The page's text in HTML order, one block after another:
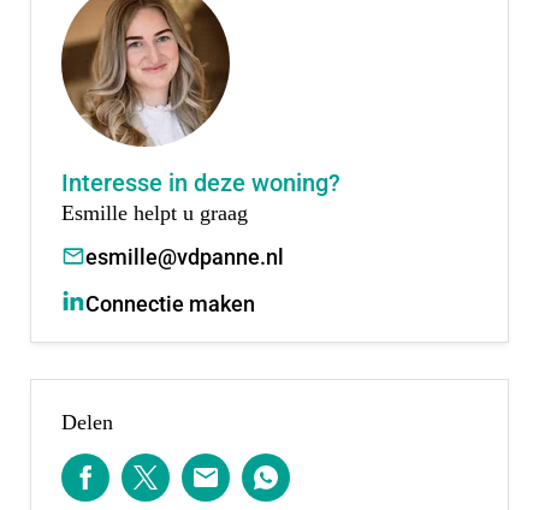
Prins Willem Alexanderschool. Ook voortgezet
onderwijs is aanwezig, met twee middelbare
scholen: het openbare Thorbecke en het christelijke
Comenius College.
Afmetingen:
Zie de (interactieve) plattegronden voor de
Gebruiksoppervlakte woningen:
De Meetinstructie is gebaseerd op de NEN2580. De
Meetinstructie is bedoeld om een meer eenduidige
manier van meten toe te passen voor het geven
van een indicatie van de gebruiksoppervlakte. De
Interesse in deze woning?
Esmille helpt u graag
esmille@vdpanne.nl
Connectie maken
Delen